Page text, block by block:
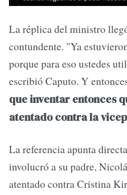
La réplica del ministro
contundente. "Ya
porque para eso ustedes
escribió Caputo. Y
que inventar entonces
atentado contra la
La referencia apunta
involucró a su padre,
atentado contra Cristina